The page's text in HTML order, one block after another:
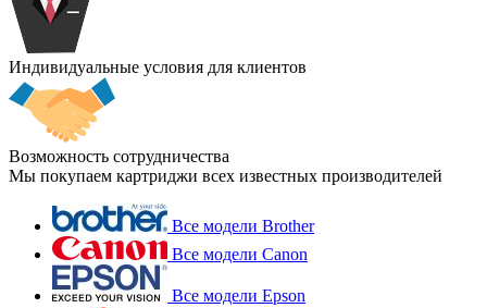
Индивидуальные условия для клиентов
Возможность сотрудничества
Мы покупаем картриджи всех известных производителей
Все модели Brother
Все модели Canon
Все модели Epson